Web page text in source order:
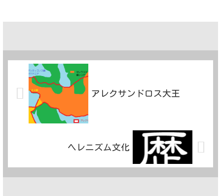
アレクサンドロス大王
ヘレニズム文化